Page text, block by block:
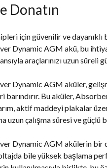
Donatın
için güvenilir ve
Dynamic AGM akü, bu
araçlarınızı uzun süreli
Dynamic AGM aküler,
barındırır. Bu aküler,
aktif maddeyi plakalar
uzun çalışma süresi ve
Dynamic AGM akülerin bir
bile yüksek başlama